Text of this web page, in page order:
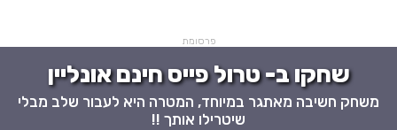
פרסומת
שחקו ב- טרול פייס חינם אונליין
משחק חשיבה מאתגר במיוחד, המטרה היא לעבור שלב מבלי
שיטרילו אותך !!